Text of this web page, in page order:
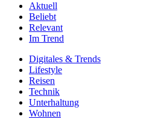
Aktuell
Beliebt
Relevant
Im Trend
Digitales & Trends
Lifestyle
Reisen
Technik
Unterhaltung
Wohnen